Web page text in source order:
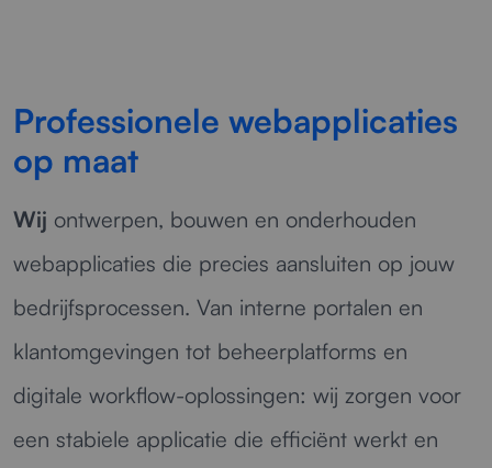
Professionele webapplicaties
op maat
Wij ontwerpen, bouwen en onderhouden
webapplicaties die precies aansluiten op jouw
bedrijfsprocessen. Van interne portalen en
klantomgevingen tot beheerplatforms en
digitale workflow-oplossingen: wij zorgen voor
een stabiele applicatie die efficiënt werkt en